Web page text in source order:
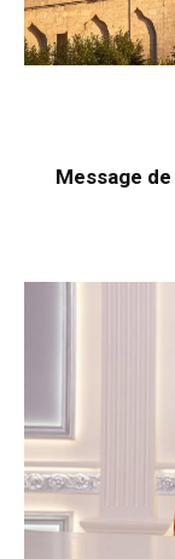
Message